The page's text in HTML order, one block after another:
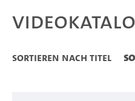
Sortieren nach Titel